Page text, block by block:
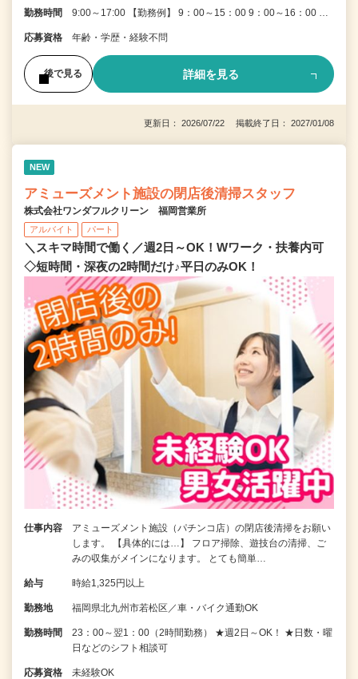
勤務時間 9:00～17:00 【勤務例】 9：00～15：00 9：00～16：00 …
応募資格 年齢・学歴・経験不問
後で見る 詳細を見る
更新日： 2026/07/22 掲載終了日： 2027/01/08
NEW
アミューズメント施設の閉店後清掃スタッフ
株式会社ワンダフルクリーン 福岡営業所
アルバイト パート
＼スキマ時間で働く／週2日～OK！Wワーク・扶養内可
◇短時間・深夜の2時間だけ♪平日のみOK！
仕事内容
アミューズメント施設（パチンコ店）の閉店後清掃をお願い
します。 【具体的には…】 フロア掃除、遊技台の清掃、ご
みの収集がメインになります。 とても簡単…
給与 時給1,325円以上
勤務地 福岡県北九州市若松区／車・バイク通勤OK
勤務時間
23：00～翌1：00（2時間勤務） ★週2日～OK！ ★日数・曜
日などのシフト相談可
応募資格 未経験OK